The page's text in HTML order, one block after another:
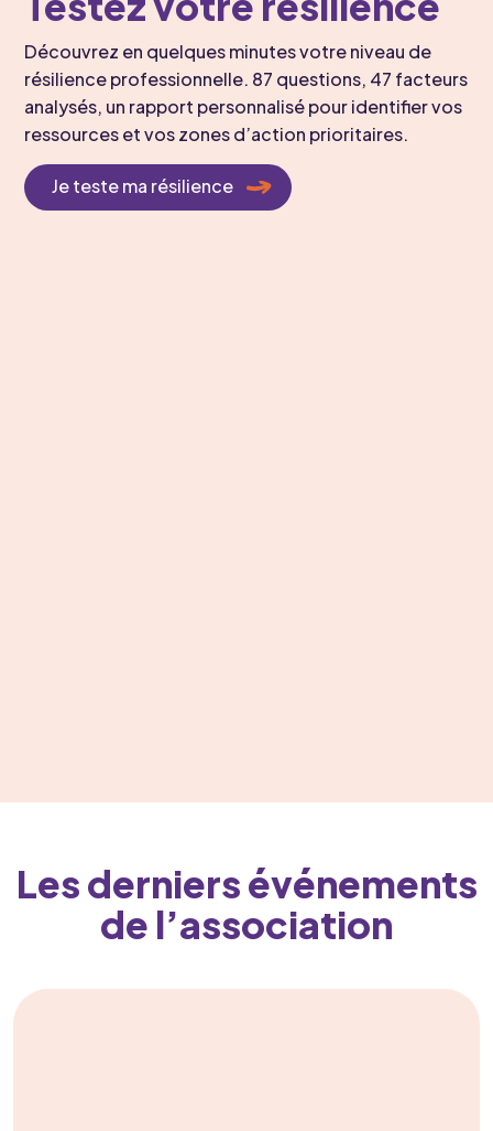
Découvrez en quelques minutes votre niveau de
résilience professionnelle. 87 questions, 47 facteurs
analysés, un rapport personnalisé pour identifier vos
ressources et vos zones d’action prioritaires.
Je teste ma résilience
Les derniers événements
de l’association